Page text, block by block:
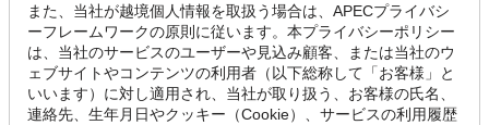
また、当社が越境個人情報を取扱う場合は、APECプライバシ
ーフレームワークの原則に従います。本プライバシーポリシー
は、当社のサービスのユーザーや見込み顧客、または当社のウ
ェブサイトやコンテンツの利用者（以下総称して「お客様」と
いいます）に対し適用され、当社が取り扱う、お客様の氏名、
連絡先、生年月日やクッキー（Cookie）、サービスの利用履歴